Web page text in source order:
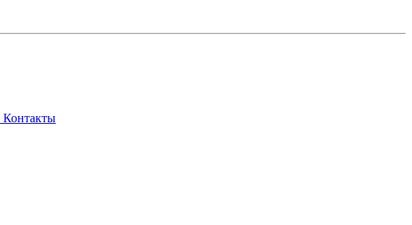
Контакты